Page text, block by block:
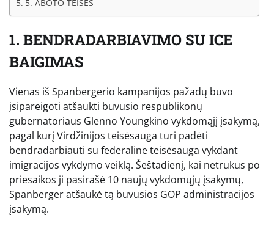
5. ABOTO TEISĖS
1. BENDRADARBIAVIMO SU ICE
BAIGIMAS
Vienas iš Spanbergerio kampanijos pažadų buvo
įsipareigoti atšaukti buvusio respublikonų
gubernatoriaus Glenno Youngkino vykdomąjį įsakymą,
pagal kurį Virdžinijos teisėsauga turi padėti
bendradarbiauti su federaline teisėsauga vykdant
imigracijos vykdymo veiklą. Šeštadienį, kai netrukus po
priesaikos ji pasirašė 10 naujų vykdomųjų įsakymų,
Spanberger atšaukė tą buvusios GOP administracijos
įsakymą.